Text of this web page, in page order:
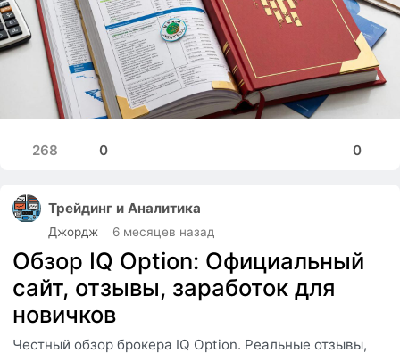
0
268 0
Трейдинг и Аналитика
Джордж 6 месяцев назад
Обзор IQ Option: Официальный
сайт, отзывы, заработок для
новичков
Честный обзор брокера IQ Option. Реальные отзывы,